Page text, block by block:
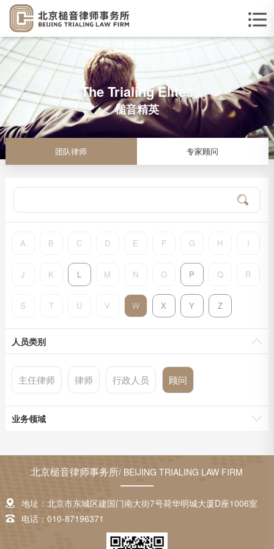
The Trialing Elites
槌音精英
团队律师 专家顾问
A B C D E F G H I
J K L M N O P Q R
S T U V W X Y Z
人员类别
主任律师 律师 行政人员 顾问
业务领域
北京槌音律师事务所/ BEIJING TRIALING LAW FIRM
地址：北京市东城区建国门南大街7号荷华明城大厦D座1006室
电话：010-87196371